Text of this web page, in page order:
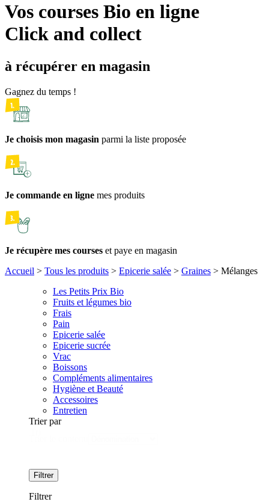
Vos courses Bio en ligne
Click and collect
à récupérer en magasin
Gagnez du temps !
Je choisis mon magasin parmi la liste proposée
Je commande en ligne mes produits
Je récupère mes courses et paye en magasin
Accueil > Tous les produits > Epicerie salée > Graines > Mélanges
Les Petits Prix Bio
Fruits et légumes bio
Frais
Pain
Epicerie salée
Epicerie sucrée
Vrac
Boissons
Compléments alimentaires
Hygiène et Beauté
Accessoires
Entretien
Trier par
Filtrer
Filtrer